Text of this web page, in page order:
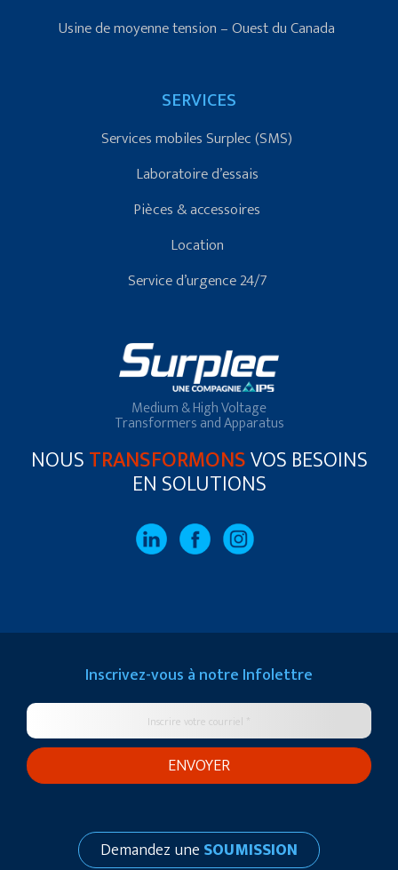
Usine de moyenne tension – Ouest du Canada
SERVICES
Services mobiles Surplec (SMS)
Laboratoire d’essais
Pièces & accessoires
Location
Service d’urgence 24/7
Medium & High Voltage
Transformers and Apparatus
NOUSTRANSFORMONSVOS BESOINS
EN SOLUTIONS
Inscrivez-vous à notre Infolettre
Demandez une SOUMISSION